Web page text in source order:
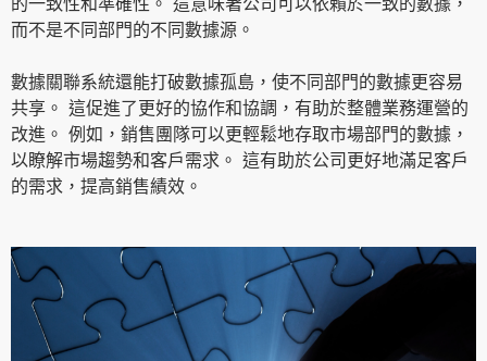
而不是不同部門的不同數據源。
數據關聯系統還能打破數據孤島，使不同部門的數據更容易
共享。 這促進了更好的協作和協調，有助於整體業務運營的
改進。 例如，銷售團隊可以更輕鬆地存取市場部門的數據，
以瞭解市場趨勢和客戶需求。 這有助於公司更好地滿足客戶
的需求，提高銷售績效。